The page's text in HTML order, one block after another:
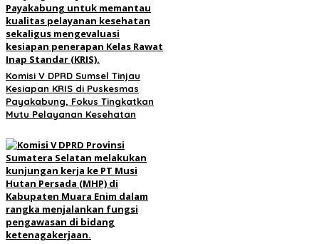
Komisi V DPRD Sumsel Tinjau
Kesiapan KRIS di Puskesmas
Payakabung, Fokus Tingkatkan
Mutu Pelayanan Kesehatan